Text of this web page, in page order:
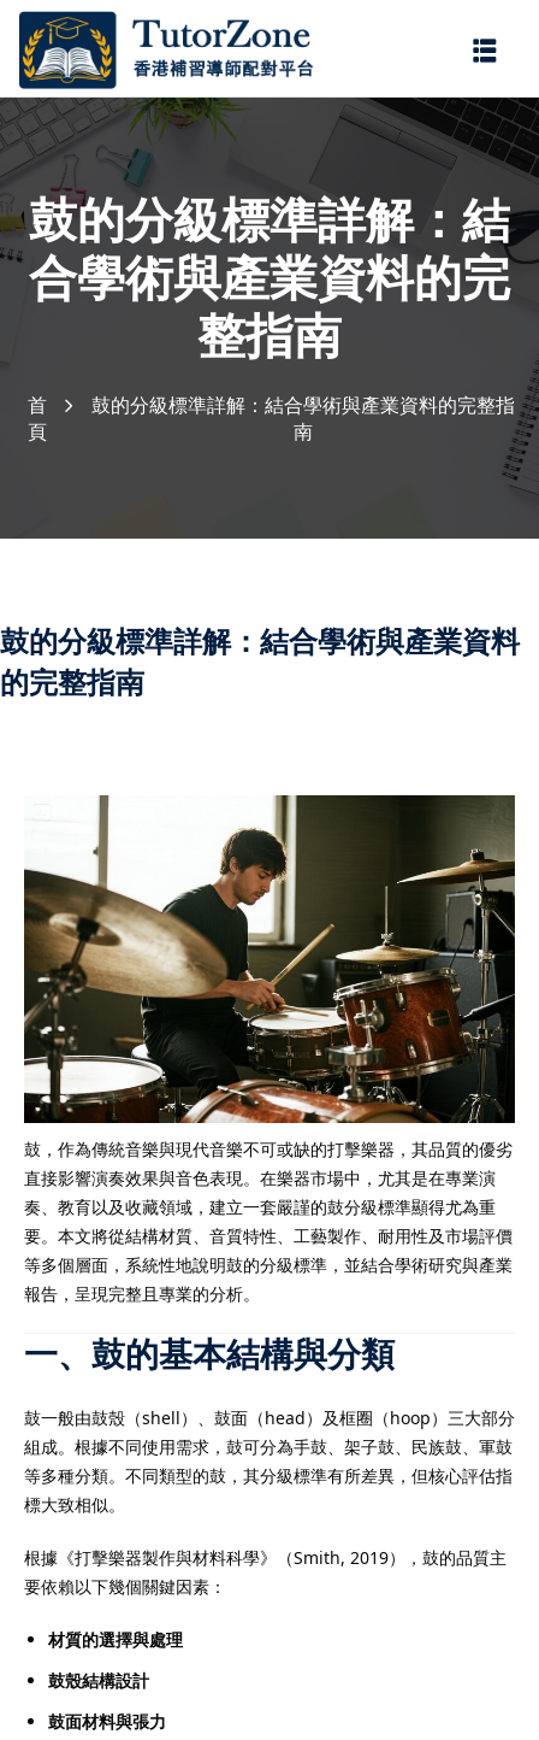
持牌老師
為小學、中學及公開試
。持牌老師
定期與家長溝通學生進
。選擇我們的補習老
擇一位值得信賴的學習
導師及擁有專業資格並
牌照的補習老師組成，
質而專業的教育支援。
有多年教學經驗，深入
各類公開考試的課程要
要制定最合適的教學策
習老師，就是為孩子選
夥伴。補習老師不僅傳
生培養良好的學習習
下穩固基礎。立即了解
情，尋找最適合您孩子
文憑課程（ IB課程）的
成績與應試能力的重要
術寫作與時間管理技
學生可針對個人弱項進
答題技巧與考試策略，
在數學、經濟、物理、
科目提供深入指導。許
IB補習成功提升至6
服務，是實現IB高分與
鼓的分級標準詳解：結
合學術與產業資料的完
整指南
首
頁
鼓的分級標準詳解：結合學術與產業資料的完整指
南
鼓的分級標準詳解：結合學術與產業資料
的完整指南
鼓，作為傳統音樂與現代音樂不可或缺的打擊樂器，其品質的優劣
直接影響演奏效果與音色表現。在樂器市場中，尤其是在專業演
奏、教育以及收藏領域，建立一套嚴謹的鼓分級標準顯得尤為重
要。本文將從結構材質、音質特性、工藝製作、耐用性及市場評價
等多個層面，系統性地說明鼓的分級標準，並結合學術研究與產業
報告，呈現完整且專業的分析。
一、鼓的基本結構與分類
鼓一般由鼓殼（shell）、鼓面（head）及框圈（hoop）三大部分
組成。根據不同使用需求，鼓可分為手鼓、架子鼓、民族鼓、軍鼓
等多種分類。不同類型的鼓，其分級標準有所差異，但核心評估指
標大致相似。
根據《打擊樂器製作與材料科學》（Smith, 2019），鼓的品質主
要依賴以下幾個關鍵因素：
材質的選擇與處理
鼓殼結構設計
鼓面材料與張力
登錄
註冊
記住 我 忘記密碼?